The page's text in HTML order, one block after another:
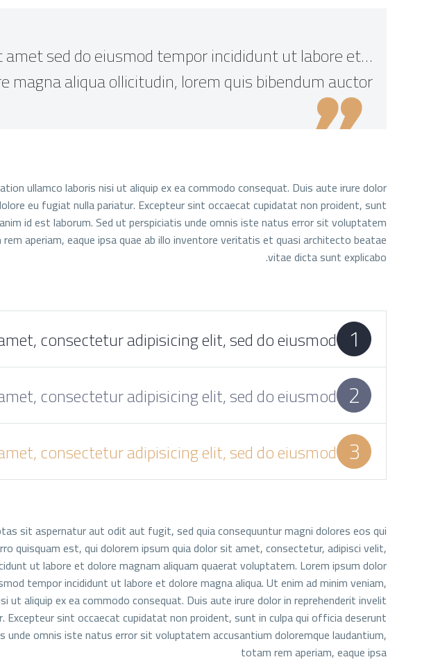
amet sed do eiusmod tempor incididunt ut labore et
magna aliqua ollicitudin, lorem quis bibendum auctor!

ullamco laboris nisi ut aliquip ex ea commodo consequat. Duis aute irure dolor
eu fugiat nulla pariatur. Excepteur sint occaecat cupidatat non proident, sunt
id est laborum. Sed ut perspiciatis unde omnis iste natus error sit voluptatem
aperiam, eaque ipsa quae ab illo inventore veritatis et quasi architecto beatae
vitae dicta sunt explicabo.
1
consectetur adipisicing elit, sed do eiusmod
2
consectetur adipisicing elit, sed do eiusmod
3
consectetur adipisicing elit, sed do eiusmod
sit aspernatur aut odit aut fugit, sed quia consequuntur magni dolores eos qui
quisquam est, qui dolorem ipsum quia dolor sit amet, consectetur, adipisci velit,
ut labore et dolore magnam aliquam quaerat voluptatem. Lorem ipsum dolor
tempor incididunt ut labore et dolore magna aliqua. Ut enim ad minim veniam,
ut aliquip ex ea commodo consequat. Duis aute irure dolor in reprehenderit invelit
Excepteur sint occaecat cupidatat non proident, sunt in culpa qui officia deserunt
unde omnis iste natus error sit voluptatem accusantium doloremque laudantium,
totam rem aperiam, eaque ipsa